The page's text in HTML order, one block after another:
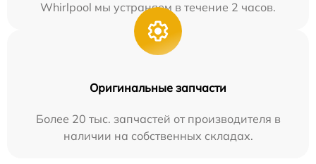
Whirlpool мы устраняем в течение 2 часов.
Оригинальные запчасти
Более 20 тыс. запчастей от производителя в
наличии на собственных складах.